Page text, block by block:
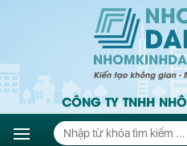
CÔNG TY TNHH